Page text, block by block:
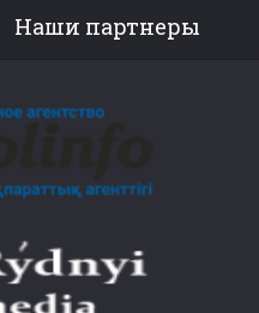
Наши партнеры